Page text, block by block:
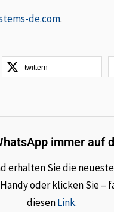
de.com.
twittern
immer auf
erhalten Sie die
oder klicken Sie
diesenLink.